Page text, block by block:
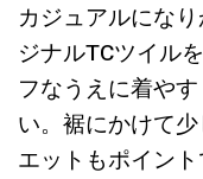
カジュアルにな
ジナルTCツイル
フなうえに着や
い。裾にかけて
エットもポイント